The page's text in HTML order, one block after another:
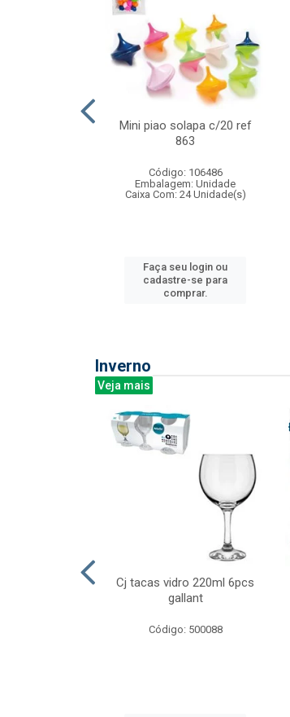
Mini piao solapa c/20 ref
863
Código: 106486
Embalagem: Unidade
Caixa Com: 24 Unidade(s)
Faça seu login ou
cadastre-se para
comprar.
Inverno
Veja mais
Cj tacas vidro 220ml 6pcs
gallant
Código: 500088